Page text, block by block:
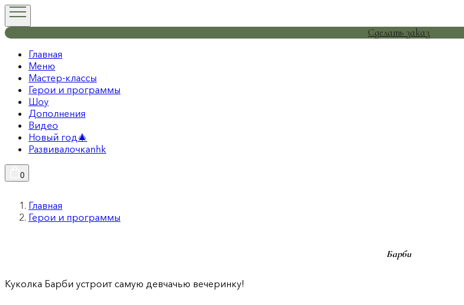
Сделать заказ
Главная
Меню
Мастер-классы
Герои и программы
Шоу
Дополнения
Видео
Новый год🎄
Развивалочкаnhk
0
Главная
Герои и программы
Барби
Куколка Барби устроит самую девчачью вечеринку!